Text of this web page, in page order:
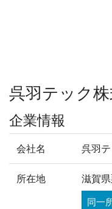
呉羽テック
企業情報
会社名 呉羽
所在地 滋賀
同一